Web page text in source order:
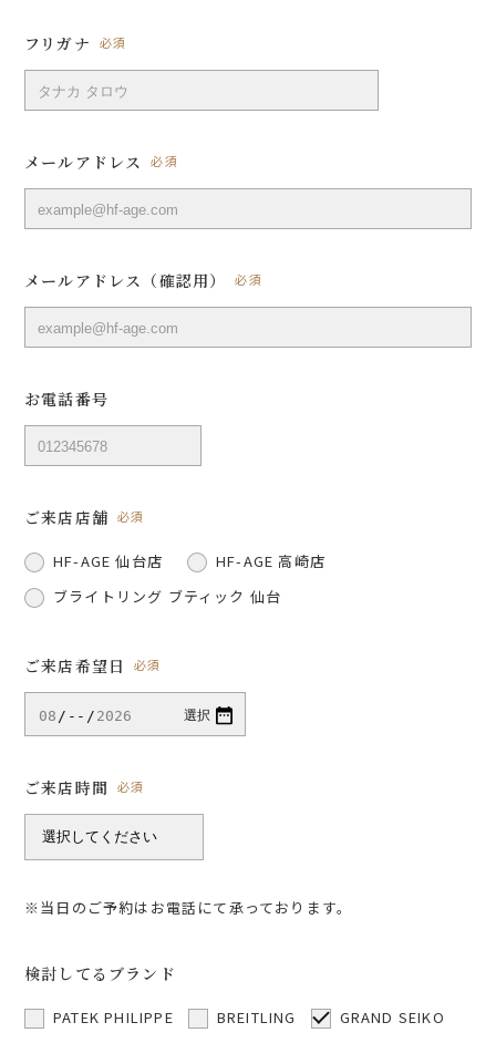
フリガナ 必須
メールアドレス 必須
メールアドレス（確認用） 必須
お電話番号
ご来店店舗 必須
HF-AGE 仙台店
HF-AGE 高崎店
ブライトリング ブティック 仙台
ご来店希望日 必須
ご来店時間 必須
※当日のご予約はお電話にて承っております。
検討してるブランド
PATEK PHILIPPE BREITLING
GRAND SEIKO